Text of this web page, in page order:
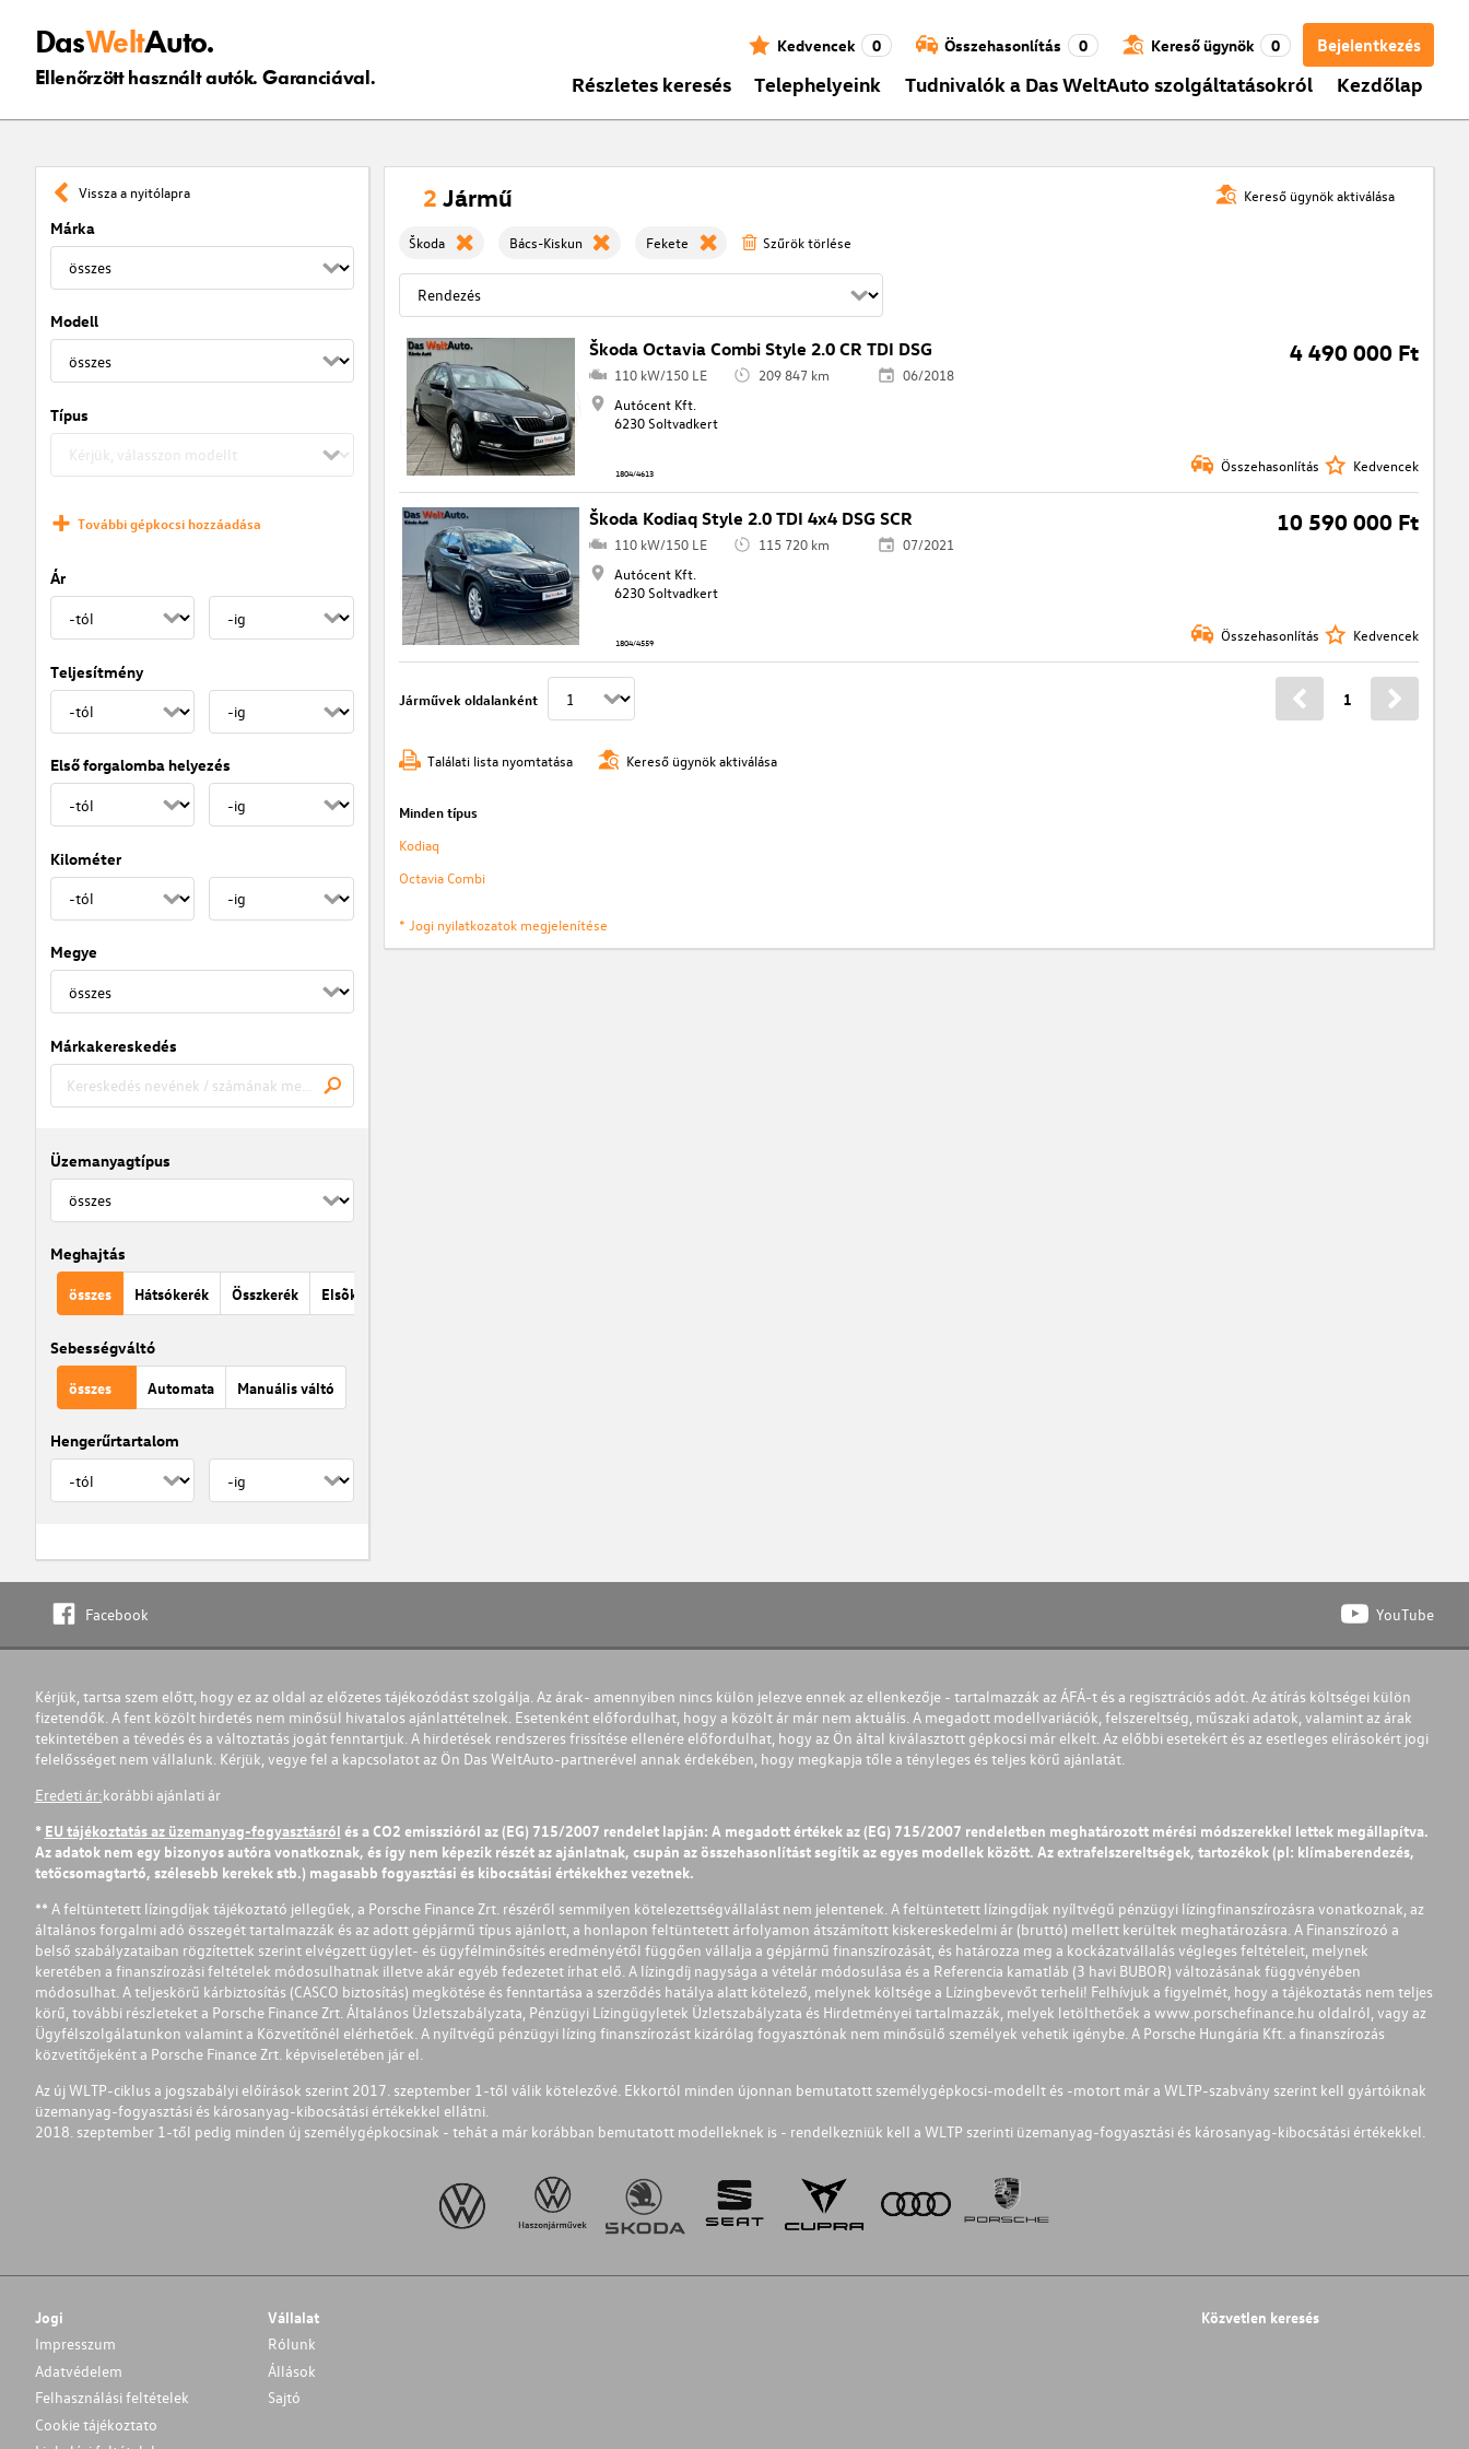
DasWeltAuto.
Ellenőrzött használt autók. Garanciával.
Bejelentkezés
Kedvencek 0 Összehasonlítás 0 Kereső ügynök 0
Részletes keresés Telephelyeink Tudnivalók a Das WeltAuto szolgáltatásokról Kezdőlap
Vissza a nyitólapra
Márka
Modell
Típus
További gépkocsi hozzáadása
Ár
Teljesítmény
Első forgalomba helyezés
Kilométer
Megye
Márkakereskedés
Üzemanyagtípus
Meghajtás
összes Hátsókerék Összkerék Elsõkerék
Sebességváltó
összes Automata Manuális váltó
Hengerűrtartalom
Kereső ügynök aktiválása
2 Jármű
Škoda Bács-Kiskun Fekete Szűrök törlése
Škoda Octavia Combi Style 2.0 CR TDI DSG 4 490 000 Ft
110 kW/150 LE 209 847 km
06/2018
Autócent Kft.
6230 Soltvadkert
1804/4613 Összehasonlítás Kedvencek
Škoda Kodiaq Style 2.0 TDI 4x4 DSG SCR 10 590 000 Ft
110 kW/150 LE 115 720 km
07/2021
Autócent Kft.
6230 Soltvadkert
1804/4559 Összehasonlítás Kedvencek
Járművek oldalanként 1
Találati lista nyomtatása Kereső ügynök aktiválása
Minden típus
Kodiaq
Octavia Combi
* Jogi nyilatkozatok megjelenítése
Facebook YouTube
Kérjük, tartsa szem előtt, hogy ez az oldal az előzetes tájékozódást szolgálja. Az árak- amennyiben nincs külön jelezve ennek az ellenkezője - tartalmazzák az ÁFÁ-t és a regisztrációs adót. Az átírás költségei külön
fizetendők. A fent közölt hirdetés nem minősül hivatalos ajánlattételnek. Esetenként előfordulhat, hogy a közölt ár már nem aktuális. A megadott modellvariációk, felszereltség, műszaki adatok, valamint az árak
tekintetében a tévedés és a változtatás jogát fenntartjuk. A hirdetések rendszeres frissítése ellenére előfordulhat, hogy az Ön által kiválasztott gépkocsi már elkelt. Az előbbi esetekért és az esetleges elírásokért jogi
felelősséget nem vállalunk. Kérjük, vegye fel a kapcsolatot az Ön Das WeltAuto-partnerével annak érdekében, hogy megkapja tőle a tényleges és teljes körű ajánlatát.
Eredeti ár:korábbi ajánlati ár
* EU tájékoztatás az üzemanyag-fogyasztásról és a CO2 emisszióról az (EG) 715/2007 rendelet lapján: A megadott értékek az (EG) 715/2007 rendeletben meghatározott mérési módszerekkel lettek megállapítva.
Az adatok nem egy bizonyos autóra vonatkoznak, és így nem képezik részét az ajánlatnak, csupán az összehasonlítást segítik az egyes modellek között. Az extrafelszereltségek, tartozékok (pl: klímaberendezés,
tetőcsomagtartó, szélesebb kerekek stb.) magasabb fogyasztási és kibocsátási értékekhez vezetnek.
** A feltüntetett lízingdíjak tájékoztató jellegűek, a Porsche Finance Zrt. részéről semmilyen kötelezettségvállalást nem jelentenek. A feltüntetett lízingdíjak nyíltvégű pénzügyi lízingfinanszírozásra vonatkoznak, az
általános forgalmi adó összegét tartalmazzák és az adott gépjármű típus ajánlott, a honlapon feltüntetett árfolyamon átszámított kiskereskedelmi ár (bruttó) mellett kerültek meghatározásra. A Finanszírozó a
belső szabályzataiban rögzítettek szerint elvégzett ügylet- és ügyfélminősítés eredményétől függően vállalja a gépjármű finanszírozását, és határozza meg a kockázatvállalás végleges feltételeit, melynek
keretében a finanszírozási feltételek módosulhatnak illetve akár egyéb fedezetet írhat elő. A lízingdíj nagysága a vételár módosulása és a Referencia kamatláb (3 havi BUBOR) változásának függvényében
módosulhat. A teljeskörű kárbiztosítás (CASCO biztosítás) megkötése és fenntartása a szerződés hatálya alatt kötelező, melynek költsége a Lízingbevevőt terheli! Felhívjuk a figyelmét, hogy a tájékoztatás nem teljes
körű, további részleteket a Porsche Finance Zrt. Általános Üzletszabályzata, Pénzügyi Lízingügyletek Üzletszabályzata és Hirdetményei tartalmazzák, melyek letölthetőek a www.porschefinance.hu oldalról, vagy az
Ügyfélszolgálatunkon valamint a Közvetítőnél elérhetőek. A nyíltvégű pénzügyi lízing finanszírozást kizárólag fogyasztónak nem minősülő személyek vehetik igénybe. A Porsche Hungária Kft. a finanszírozás
közvetítőjeként a Porsche Finance Zrt. képviseletében jár el.
Az új WLTP-ciklus a jogszabályi előírások szerint 2017. szeptember 1-től válik kötelezővé. Ekkortól minden újonnan bemutatott személygépkocsi-modellt és -motort már a WLTP-szabvány szerint kell gyártóiknak
üzemanyag-fogyasztási és károsanyag-kibocsátási értékekkel ellátni.
2018. szeptember 1-től pedig minden új személygépkocsinak - tehát a már korábban bemutatott modelleknek is - rendelkezniük kell a WLTP szerinti üzemanyag-fogyasztási és károsanyag-kibocsátási értékekkel.
Jogi
Impresszum
Adatvédelem
Felhasználási feltételek
Cookie tájékoztato
Vállalat
Rólunk
Állások
Sajtó
Közvetlen keresés